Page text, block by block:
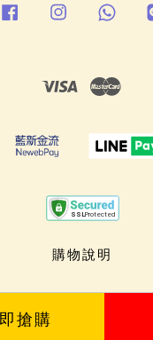
搶購
FacebookInstagram
Visa
購物說明